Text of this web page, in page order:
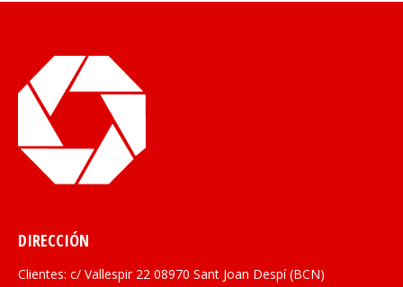
DIRECCIÓN
Clientes: c/ Vallespir 22 08970 Sant Joan Despí (BCN)